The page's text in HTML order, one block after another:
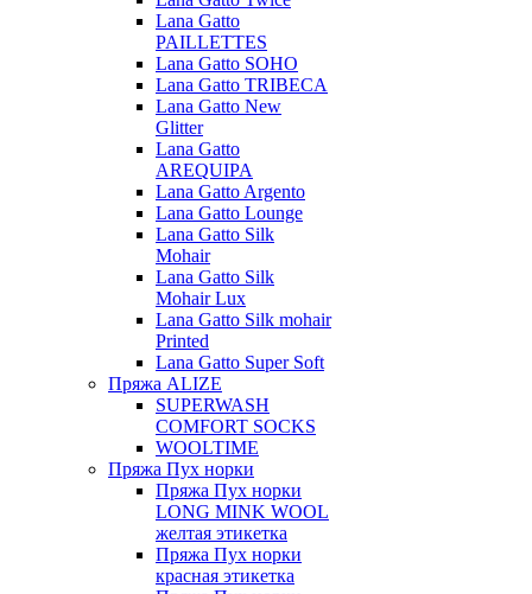
Lana Gatto
PAILLETTES
Lana Gatto SOHO
Lana Gatto TRIBECA
Lana Gatto New
Glitter
Lana Gatto
AREQUIPA
Lana Gatto Argento
Lana Gatto Lounge
Lana Gatto Silk
Mohair
Lana Gatto Silk
Mohair Lux
Lana Gatto Silk mohair
Printed
Lana Gatto Super Soft
Пряжа ALIZE
SUPERWASH
COMFORT SOCKS
WOOLTIME
Пряжа Пух норки
Пряжа Пух норки
LONG MINK WOOL
желтая этикетка
Пряжа Пух норки
красная этикетка